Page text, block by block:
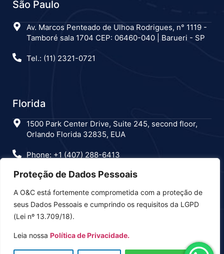
Proteção de Dados Pessoais
A O&C está fortemente comprometida com a proteção de
seus Dados Pessoais e cumprindo os requisitos da LGPD
(Lei nº 13.709/18).
Leia nossa Política de Privacidade.
São Paulo
Av. Marcos Penteado de Ulhoa Rodrigues, n° 1119 -
Tamboré sala 1704 CEP: 06460-040 | Barueri - SP
Tel.: (11) 2321-0721
Florida
1500 Park Center Drive, Suite 245, second floor,
Orlando Florida 32835, EUA
Phone: +1 (407) 288-6413
Estamos nas redes sociais